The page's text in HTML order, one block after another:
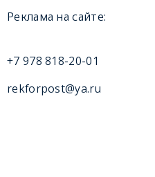
Реклама на сайте:
+7 978 818-20-01
rekforpost@ya.ru